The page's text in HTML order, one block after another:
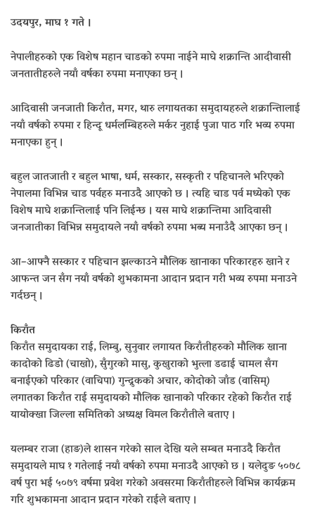
उदयपुर, माघ १ गते ।
नेपालीहरुको एक विशेष महान चाडको रुपमा नाईने माघे शक्रान्ति आदीवासी
जनतातीहरुले नयाँ वर्षका रुपमा मनाएका छन् ।
आदिवासी जनजाती किराँत, मगर, थारु लगायतका समुदायहरुले शक्रान्तिालाई
नयाँ वर्षको रुपमा र हिन्दू धर्मलम्बिहरुले मर्कर नुहाई पुजा पाठ गरि भव्य रुपमा
मनाएका हुन् ।
बहुल जातजाती र बहुल भाषा, धर्म, सस्कार, सस्कृती र पहिचानले भरिएको
नेपालमा विभिन्न चाड पर्वहरु मनाउदै आएको छ । त्यहि चाड पर्व मध्येको एक
विशेष माघे शक्रान्तिलाई पनि लिईन्छ । यस माघे शक्रान्तिमा आदिवासी
जनजातीका विभिन्न समुदायले नयाँ वर्षको रुपमा भब्य मनाउँदै आएका छन् ।
आ–आफ्नै सस्कार र पहिचान झल्काउने मौलिक खानाका परिकारहरु खाने र
आफन्त जन सँग नयाँ वर्षको शुभकामना आदान प्रदान गरी भव्य रुपमा मनाउने
गर्दछन् ।
किराँत
किराँत समुदायका राई, लिम्बु, सुनुवार लगायत किराँतीहरुको मौलिक खाना
कादोको ढिडो (चाखो), सुँगुरको मासु, कुखुराको भुत्ला डढाई चामल सँग
बनाईएको परिकार (वाचिपा) गुन्द्रुकको अचार, कोदोको जाँड (वासिम्)
लगातका किराँत राई समुदायको मौलिक खानाको परिकार रहेको किराँत राई
यायोक्खा जिल्ला समितिको अध्यक्ष विमल किराँतीले बताए ।
यलम्बर राजा (हाङ)ले शासन गरेको साल देखि यले सम्बत मनाउदै किराँत
समुदायले माघ १ गतेलाई नयाँ वर्षको रुपमा मनाउदै आएको छ । यलेदुङ ५०७८
वर्ष पुरा भई ५०७९ वर्षमा प्रवेश गरेको अवसरमा किराँतीहरुले विभिन्न कार्यक्रम
गरि शुभकामना आदान प्रदान गरेको राईले बताए ।